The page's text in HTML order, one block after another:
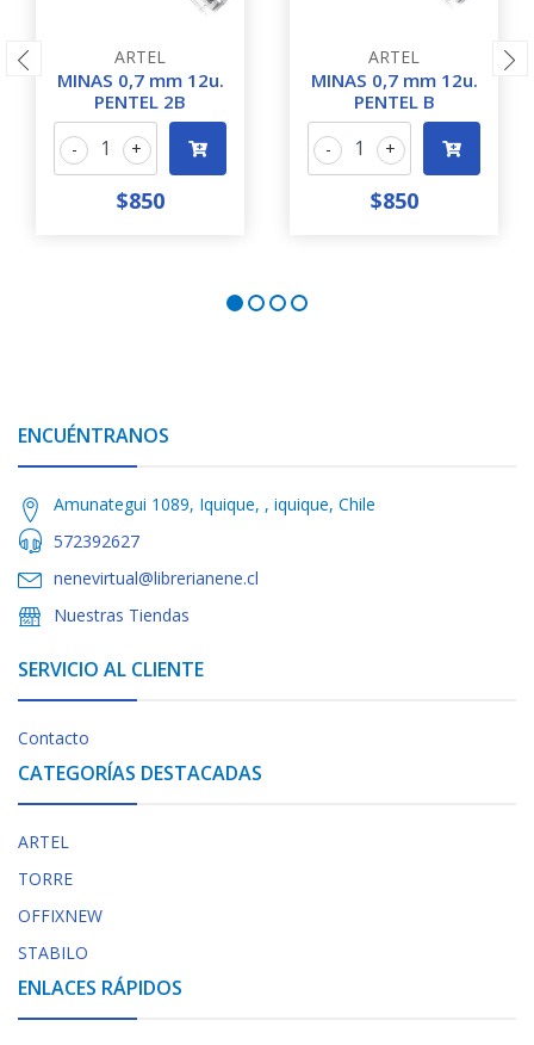
ARTEL
MINAS 0,7 mm 12u.
PENTEL 2B
+
-
$850
ARTEL
MINAS 0,7 mm 12u.
PENTEL B
+
-
$850
ENCUÉNTRANOS
Amunategui 1089, Iquique, , iquique, Chile
572392627
nenevirtual@librerianene.cl
Nuestras Tiendas
SERVICIO AL CLIENTE
Contacto
CATEGORÍAS DESTACADAS
ARTEL
TORRE
OFFIXNEW
STABILO
ENLACES RÁPIDOS